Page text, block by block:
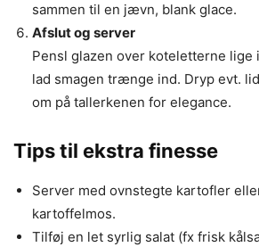
sammen til en jævn, blank glace.
Afslut og server
Pensl glazen over koteletterne lige
lad smagen trænge ind. Dryp evt.
om på tallerkenen for elegance.
Tips til ekstra finesse
Server med ovnstegte kartofler
kartoffelmos.
Tilføj en let syrlig salat (fx frisk